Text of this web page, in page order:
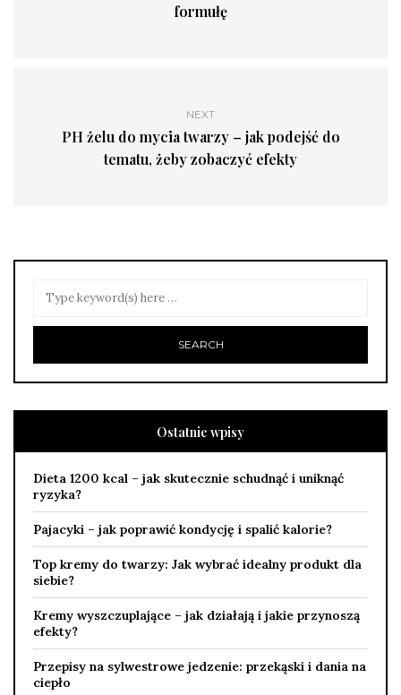
formułę
NEXT
PH żelu do mycia twarzy – jak podejść do
tematu, żeby zobaczyć efekty
Ostatnie wpisy
Dieta 1200 kcal – jak skutecznie schudnąć i uniknąć
ryzyka?
Pajacyki – jak poprawić kondycję i spalić kalorie?
Top kremy do twarzy: Jak wybrać idealny produkt dla
siebie?
Kremy wyszczuplające – jak działają i jakie przynoszą
efekty?
Przepisy na sylwestrowe jedzenie: przekąski i dania na
ciepło